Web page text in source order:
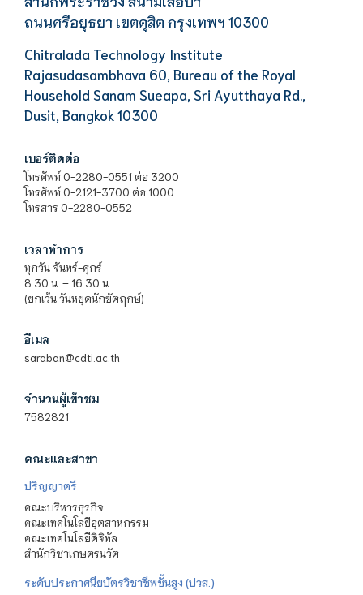
ถนนศรีอยุธยา เขตดุสิต กรุงเทพฯ 10300
Chitralada Technology Institute
Rajasudasambhava 60, Bureau of the Royal
Household Sanam Sueapa, Sri Ayutthaya Rd.,
Dusit, Bangkok 10300
เบอร์ติดต่อ
โทรศัพท์ 0-2280-0551 ต่อ 3200
โทรศัพท์ 0-2121-3700 ต่อ 1000
โทรสาร 0-2280-0552
เวลาทำการ
ทุกวัน จันทร์-ศุกร์
8.30 น. – 16.30 น.
(ยกเว้น วันหยุดนักขัตฤกษ์)
อีเมล
saraban@cdti.ac.th
จำนวนผู้เข้าชม
7582821
คณะและสาขา
ปริญญาตรี
คณะบริหารธุรกิจ
คณะเทคโนโลยีอุตสาหกรรม
คณะเทคโนโลยีดิจิทัล
สำนักวิชาเกษตรนวัต
ระดับประกาศนียบัตรวิชาชีพชั้นสูง (ปวส.)